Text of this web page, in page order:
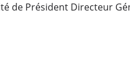
de Président Directeur